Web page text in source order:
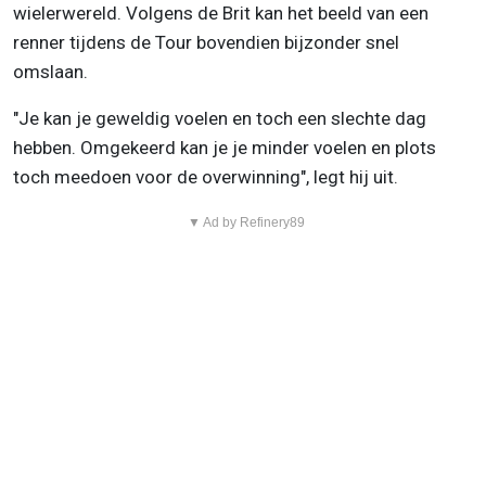
wielerwereld. Volgens de Brit kan het beeld van een
renner tijdens de Tour bovendien bijzonder snel
omslaan.
"Je kan je geweldig voelen en toch een slechte dag
hebben. Omgekeerd kan je je minder voelen en plots
toch meedoen voor de overwinning", legt hij uit.
▼ Ad by Refinery89